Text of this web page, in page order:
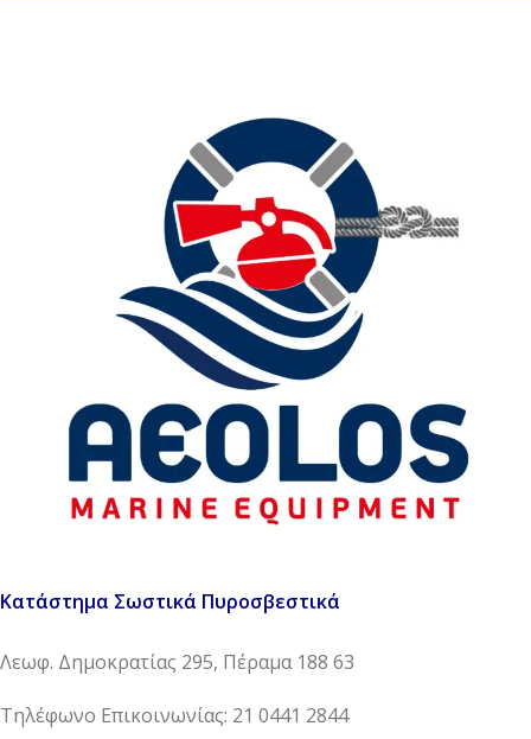
Κατάστημα Σωστικά Πυροσβεστικά
Λεωφ. Δημοκρατίας 295, Πέραμα 188 63
Τηλέφωνο Επικοινωνίας: 21 0441 2844